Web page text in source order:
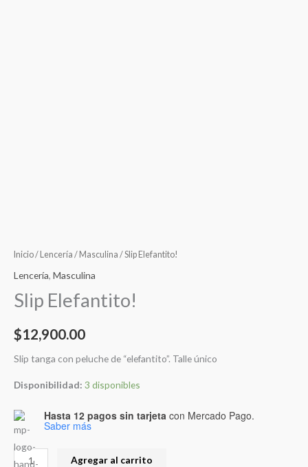
Inicio/ Lencería / Masculina / Slip Elefantito!
Lencería, Masculina
Slip Elefantito!
$12,900.00
Slip tanga con peluche de “elefantito”. Talle único
Disponibilidad: 3 disponibles
Hasta 12 pagos sin tarjeta con Mercado Pago.
Saber más
Agregar al carrito